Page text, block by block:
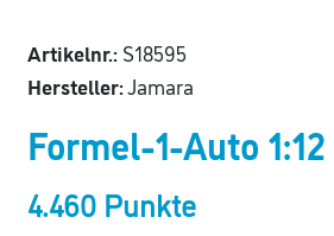
Artikelnr.: S18595
Hersteller:Jamara
Formel-1-Auto 1:12
4.460 Punkte